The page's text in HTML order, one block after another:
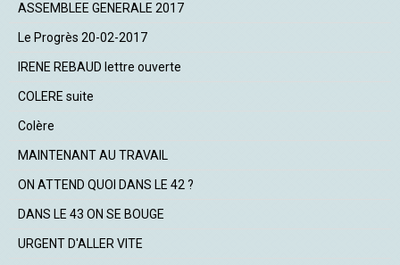
ASSEMBLEE GENERALE 2017
Le Progrès 20-02-2017
IRENE REBAUD lettre ouverte
COLERE suite
Colère
MAINTENANT AU TRAVAIL
ON ATTEND QUOI DANS LE 42 ?
DANS LE 43 ON SE BOUGE
URGENT D'ALLER VITE